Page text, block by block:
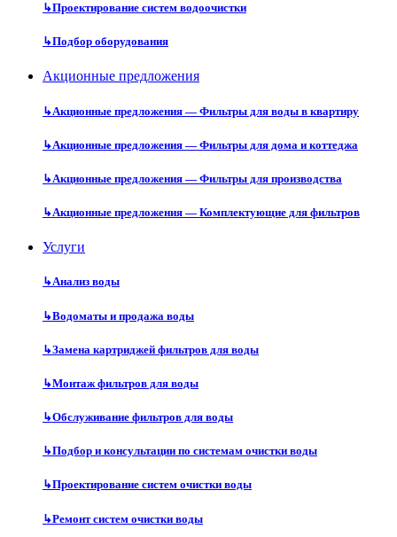
↳Проектирование систем водоочистки
↳Подбор оборудования
Акционные предложения
↳Акционные предложения — Фильтры для воды в квартиру
↳Акционные предложения — Фильтры для дома и коттеджа
↳Акционные предложения — Фильтры для производства
↳Акционные предложения — Комплектующие для фильтров
Услуги
↳Анализ воды
↳Водоматы и продажа воды
↳Замена картриджей фильтров для воды
↳Монтаж фильтров для воды
↳Обслуживание фильтров для воды
↳Подбор и консультации по системам очистки воды
↳Проектирование систем очистки воды
↳Ремонт систем очистки воды